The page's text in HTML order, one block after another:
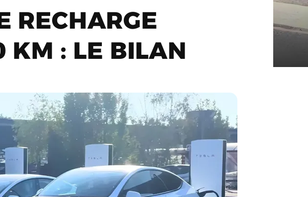
RECHARGE
KM : LE BILAN